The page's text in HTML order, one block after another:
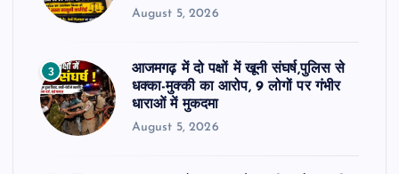
August 5, 2026
3
आजमगढ़ में दो पक्षों में खूनी संघर्ष,पुलिस से
धक्का-मुक्की का आरोप, 9 लोगों पर गंभीर
धाराओं में मुकदमा
August 5, 2026